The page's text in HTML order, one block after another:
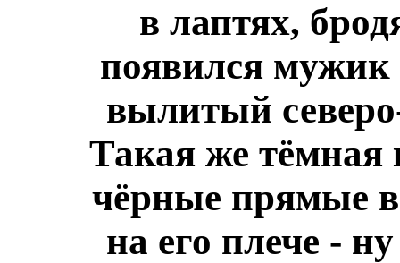
в лаптях,
появился
вылитый
Такая же
чёрные прямые
на его плече -